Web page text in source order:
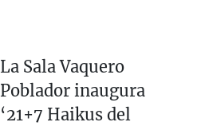
La Sala Vaquero
Poblador inaugura
‘21+7 Haikus del